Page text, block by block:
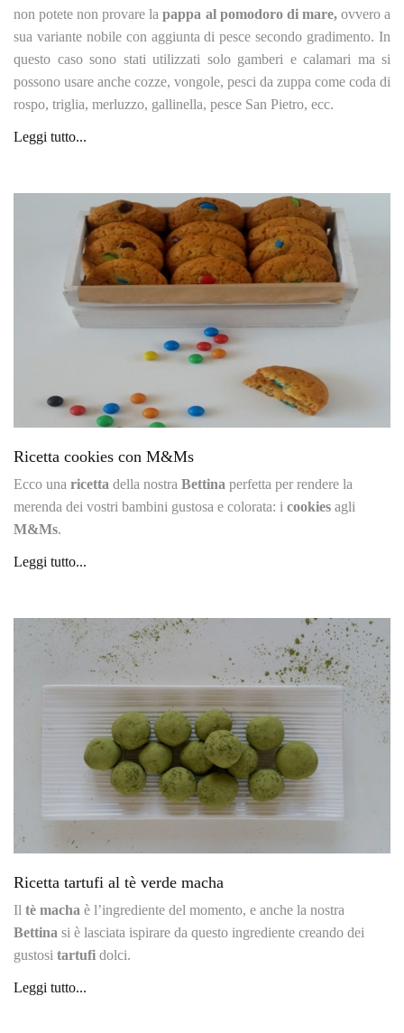
non potete non provare lapappa al pomodoro di mare,ovvero a
sua variante nobile con aggiunta di pesce secondo gradimento. In
questo caso sono stati utilizzati solo gamberi e calamari ma si
possono usare anche cozze, vongole, pesci da zuppa come coda di
rospo, triglia, merluzzo, gallinella, pesce San Pietro, ecc.
Leggi tutto...
Ricetta cookies con M&Ms
Ecco una ricetta della nostra Bettina perfetta per rendere la
merenda dei vostri bambini gustosa e colorata: i cookies agli
M&Ms.
Leggi tutto...
Ricetta tartufi al tè verde macha
Il tè macha è l’ingrediente del momento, e anche la nostra
Bettina si è lasciata ispirare da questo ingrediente creando dei
gustosi tartufi dolci.
Leggi tutto...